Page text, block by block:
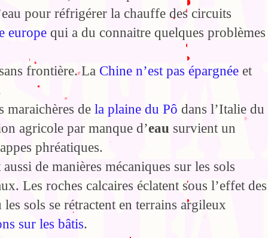
pour réfrigérer la chauffe des circuits
europe qui a du connaitre quelques problèmes
frontière. La Chine n’est pas épargnée et
maraichères de la plaine du Pô dans l’Italie du
agricole par manque d’eau survient un
phréatiques.
de manières mécaniques sur les sols
Les roches calcaires éclatent sous l’effet des
sols se rétractent en terrains argileux
sur les bâtis.